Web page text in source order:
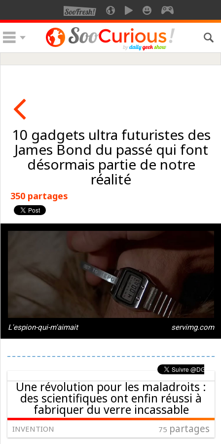
10 gadgets ultra futuristes des
James Bond du passé qui font
désormais partie de notre
réalité
350 partages
L'espion-qui-m'aimait servimg.com
Une révolution pour les maladroits :
des scientifiques ont enfin réussi à
fabriquer du verre incassable
INVENTION 75 partages